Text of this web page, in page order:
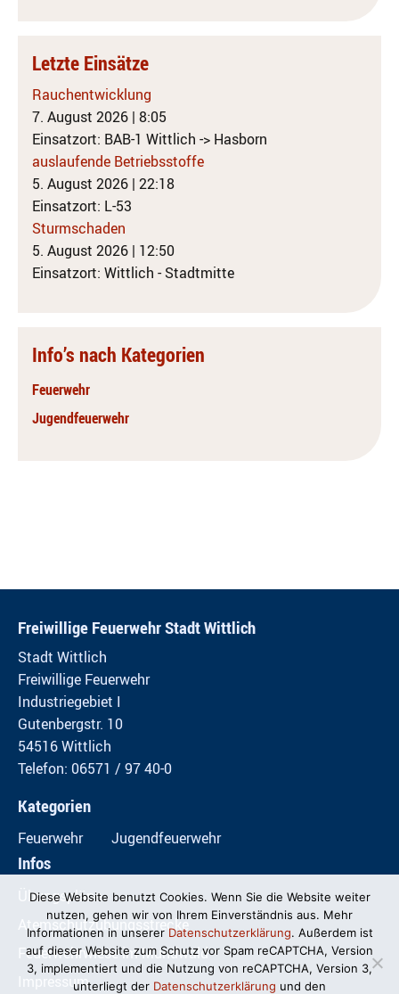
Letzte Einsätze
Rauchentwicklung
7. August 2026 | 8:05
Einsatzort: BAB-1 Wittlich -> Hasborn
auslaufende Betriebsstoffe
5. August 2026 | 22:18
Einsatzort: L-53
Sturmschaden
5. August 2026 | 12:50
Einsatzort: Wittlich - Stadtmitte
Info’s nach Kategorien
Feuerwehr
Jugendfeuerwehr
Freiwillige Feuerwehr Stadt Wittlich
Stadt Wittlich
Freiwillige Feuerwehr
Industriegebiet I
Gutenbergstr. 10
54516 Wittlich
Telefon: 06571 / 97 40-0
Kategorien
Feuerwehr Jugendfeuerwehr
Infos
Übungspläne
Atemschutzübungsstrecke
Feuerwehrwiese im Mundwald
Impressum
Diese Website benutzt Cookies. Wenn Sie die Website weiter
nutzen, gehen wir von Ihrem Einverständnis aus. Mehr
Informationen in unserer Datenschutzerklärung. Außerdem ist
auf dieser Website zum Schutz vor Spam reCAPTCHA, Version
3, implementiert und die Nutzung von reCAPTCHA, Version 3,
unterliegt der Datenschutzerklärung und den